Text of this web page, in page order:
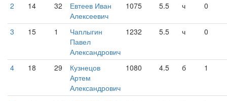
2 14 32
Евтеев Иван
Алексеевич
1075 5.5 ч 0
3 15 1
Чаплыгин
Павел
Александрович
1232 5.5 ч 0
4 18 29
Кузнецов
Артем
Александрович
1080 4.5 б 1